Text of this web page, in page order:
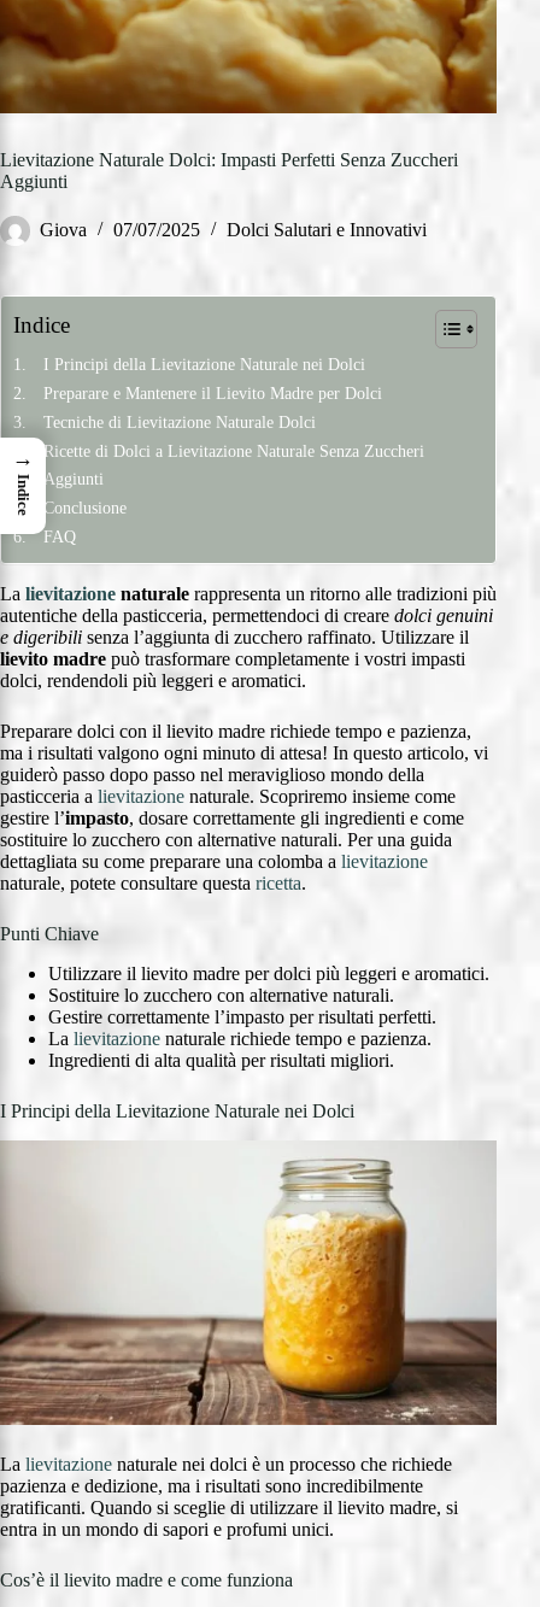
Lievitazione Naturale Dolci: Impasti Perfetti Senza Zuccheri
Aggiunti
Giova 07/07/2025 Dolci Salutari e Innovativi
Indice
I Principi della Lievitazione Naturale nei Dolci
Preparare e Mantenere il Lievito Madre per Dolci
Tecniche di Lievitazione Naturale Dolci
Ricette di Dolci a Lievitazione Naturale Senza Zuccheri
Aggiunti
Conclusione
FAQ
La lievitazione naturale rappresenta un ritorno alle tradizioni più
autentiche della pasticceria, permettendoci di creare dolci genuini
e digeribili senza l’aggiunta di zucchero raffinato. Utilizzare il
lievito madre può trasformare completamente i vostri impasti
dolci, rendendoli più leggeri e aromatici.
Preparare dolci con il lievito madre richiede tempo e pazienza,
ma i risultati valgono ogni minuto di attesa! In questo articolo, vi
guiderò passo dopo passo nel meraviglioso mondo della
pasticceria a lievitazione naturale. Scopriremo insieme come
gestire l’impasto, dosare correttamente gli ingredienti e come
sostituire lo zucchero con alternative naturali. Per una guida
dettagliata su come preparare una colomba a lievitazione
naturale, potete consultare questa ricetta.
Punti Chiave
Utilizzare il lievito madre per dolci più leggeri e aromatici.
Sostituire lo zucchero con alternative naturali.
Gestire correttamente l’impasto per risultati perfetti.
La lievitazione naturale richiede tempo e pazienza.
Ingredienti di alta qualità per risultati migliori.
I Principi della Lievitazione Naturale nei Dolci
La lievitazione naturale nei dolci è un processo che richiede
pazienza e dedizione, ma i risultati sono incredibilmente
gratificanti. Quando si sceglie di utilizzare il lievito madre, si
entra in un mondo di sapori e profumi unici.
Cos’è il lievito madre e come funziona
→
Indice